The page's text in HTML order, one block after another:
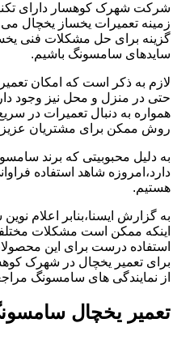
شرکت شهرک کوهسار دارای
زمینه تعمیرات یخساز یخچال می
گزینه برای حل مشکلات فنی
سایدهای سامسونگ باشیم.
لازم به ذکر است که امکان
حتی در منزل و محل نیز وجود
همواره به دنبال تعمیرات در
روش ممکن برای مشتریان
به دلیل محبوبیتی که برند
دارد،امروزه شاهد استفاده
هستیم.
به گزارش ایسنا،بنابر اعلام
اینکه ممکن است مشکلات
استفاده درست برای این
برای تعمیر یخچال در شهرک
از نمایندگی های سامسونگ
تعمیر یخچال